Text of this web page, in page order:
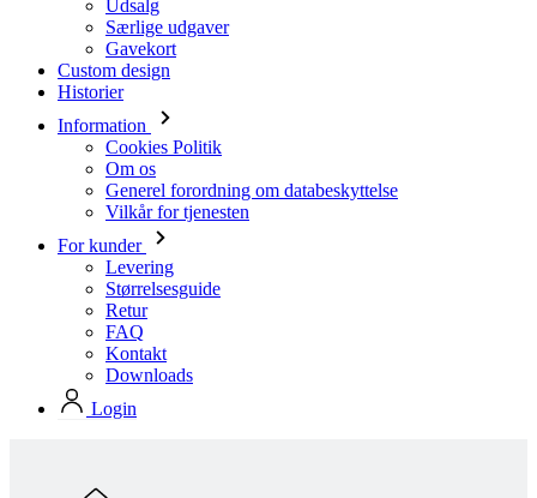
Information
Cookies Politik
Om os
Generel forordning om databeskyttelse
Vilkår for tjenesten
For kunder
Levering
Størrelsesguide
Retur
Kontakt
Downloads
Login